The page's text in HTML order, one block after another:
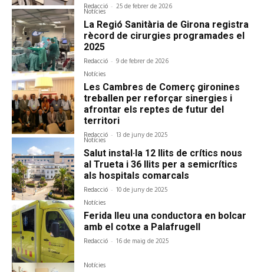
Redacció - 25 de febrer de 2026
Notícies
La Regió Sanitària de Girona registra
rècord de cirurgies programades el
2025
Redacció - 9 de febrer de 2026
Notícies
Les Cambres de Comerç gironines
treballen per reforçar sinergies i
afrontar els reptes de futur del
territori
Redacció - 13 de juny de 2025
Notícies
Salut instal·la 12 llits de crítics nous
al Trueta i 36 llits per a semicrítics
als hospitals comarcals
Redacció - 10 de juny de 2025
Notícies
Ferida lleu una conductora en bolcar
amb el cotxe a Palafrugell
Redacció - 16 de maig de 2025
Notícies